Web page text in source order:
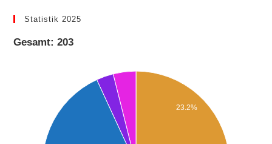
Statistik 2025
Gesamt: 203
23.2%